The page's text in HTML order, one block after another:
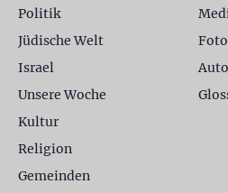
Politik
Jüdische Welt
Israel
Unsere Woche
Kultur
Religion
Gemeinden